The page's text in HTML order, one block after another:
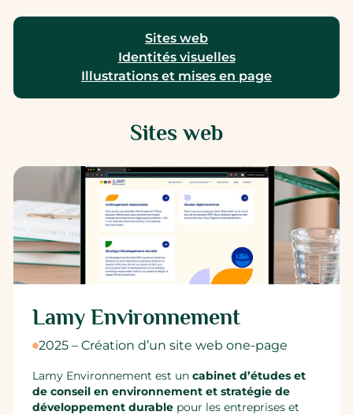
Sites web
Identités visuelles
Illustrations et mises en page
Sites web
Lamy Environnement
2025 – Création d’un site web one-page
Lamy Environnement est uncabinet d’études et
de conseil en environnement et stratégie de
développement durable pour les entreprises et